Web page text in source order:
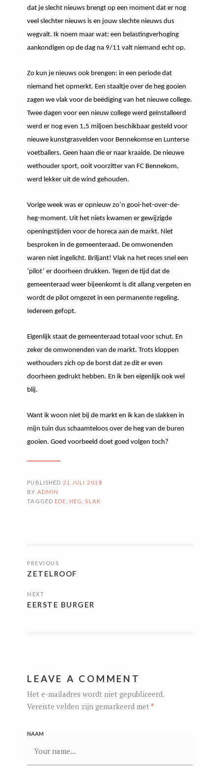
dat je slecht nieuws brengt op een moment dat er nog
veel slechter nieuws is en jouw slechte nieuws dus
wegvalt. Ik noem maar wat: een belastingverhoging
aankondigen op de dag na 9/11 valt niemand echt op.
Zo kun je nieuws ook brengen: in een periode dat
niemand het opmerkt. Een staaltje over de heg gooien
zagen we vlak voor de beëdiging van het nieuwe college.
Twee dagen voor een nieuw college werd geïnstalleerd
werd er nog even 1,5 miljoen beschikbaar gesteld voor
nieuwe kunstgrasvelden voor Bennekomse en Lunterse
voetballers. Geen haan die er naar kraaide. De nieuwe
wethouder sport, ooit voorzitter van FC Bennekom,
werd lekker uit de wind gehouden.
Vorige week was er opnieuw zo’n gooi-het-over-de-
heg-moment. Uit het niets kwamen er gewijzigde
openingstijden voor de horeca aan de markt. Niet
besproken in de gemeenteraad. De omwonenden
waren niet ingelicht. Briljant! Vlak na het reces snel een
‘pilot’ er doorheen drukken. Tegen de tijd dat de
gemeenteraad weer bijeenkomt is dit allang vergeten en
wordt de pilot omgezet in een permanente regeling.
Iedereen gefopt.
Eigenlijk staat de gemeenteraad totaal voor schut. En
zeker de omwonenden van de markt. Trots kloppen
wethouders zich op de borst dat ze dit er even
doorheen gedrukt hebben. En ik ben eigenlijk ook wel
blij.
Want ik woon niet bij de markt en ik kan de slakken in
mijn tuin dus schaamteloos over de heg van de buren
gooien. Goed voorbeeld doet goed volgen toch?
PUBLISHED 21 JULI 2018
BY ADMIN
TAGGED EDE HEG SLAK
PREVIOUS
ZETELROOF
NEXT
EERSTE BURGER
LEAVE A COMMENT
Het e-mailadres wordt niet gepubliceerd.
Vereiste velden zijn gemarkeerd met *
NAAM